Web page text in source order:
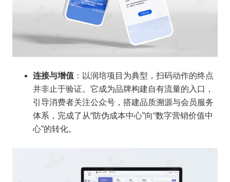
连接与增值 ：以润培项目为典型，扫码动作的终点
并非止于验证。它成为品牌构建自有流量的入口，
引导消费者关注公众号，搭建品质溯源与会员服务
体系，完成了从“防伪成本中心”向“数字营销价值中
心”的转化。